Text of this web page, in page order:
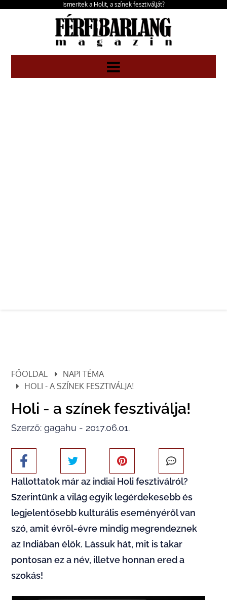
Ismeritek a Holit, a színek fesztiválját?
FŐOLDAL
NAPI TÉMA
HOLI - A SZÍNEK FESZTIVÁLJA!
Holi - a színek fesztiválja!
Szerző: gagahu - 2017.06.01.
Hallottatok már az indiai Holi fesztiválról?
Szerintünk a világ egyik legérdekesebb és
legjelentősebb kulturális eseményéről van
szó, amit évről-évre mindig megrendeznek
az Indiában élők. Lássuk hát, mit is takar
pontosan ez a név, illetve honnan ered a
szokás!